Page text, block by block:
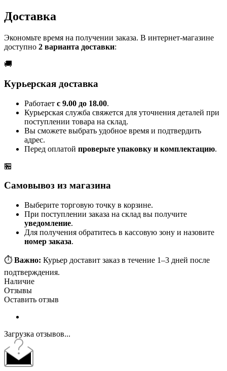
Доставка
Экономьте время на получении заказа. В интернет-магазине
доступно 2 варианта доставки:
🚚
Курьерская доставка
Работает с 9.00 до 18.00.
Курьерская служба свяжется для уточнения деталей при
поступлении товара на склад.
Вы сможете выбрать удобное время и подтвердить
адрес.
Перед оплатой проверьте упаковку и комплектацию.
🏪
Самовывоз из магазина
Выберите торговую точку в корзине.
При поступлении заказа на склад вы получите
уведомление.
Для получения обратитесь в кассовую зону и назовите
номер заказа.
⏱️ Важно: Курьер доставит заказ в течение 1–3 дней после
подтверждения.
Наличие
Отзывы
Оставить отзыв
Загрузка отзывов...